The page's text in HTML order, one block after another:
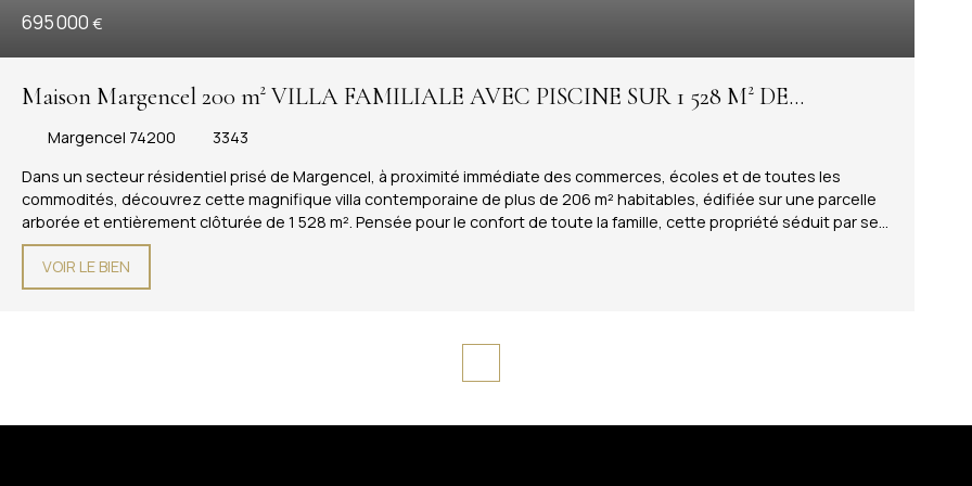
695 000 €
Maison Margencel 200 m² VILLA FAMILIALE AVEC PISCINE SUR 1 528 M² DE
TERRAIN
Margencel 74200
3343
Dans un secteur résidentiel prisé de Margencel, à proximité immédiate des commerces, écoles et de toutes les
commodités, découvrez cette magnifique villa contemporaine de plus de 206 m² habitables, édifiée sur une parcelle
arborée et entièrement clôturée de 1 528 m². Pensée pour le confort de toute la famille, cette propriété séduit par ses
beaux volumes, sa luminosité et ses nombreux espaces de vie. La pièce principale, spacieuse et baignée de lumière,
s'ouvre directement sur une vaste terrasse exposée plein soleil et sa piscine, créant un véritable espace de détente à
l'abri des regards. L'espace nuit principal comprend quatre chambres confortables ainsi qu'une salle de bains avec
de 1 528 m² ? Piscine et grande terrasse ensoleillée ? 5 chambres possibles ? Double garage ? Nombreuses places de
du Léman Une maison rare sur le marché, idéale pour une famille recherchant espace, confort et qualité de vie dans
VOIR LE BIEN